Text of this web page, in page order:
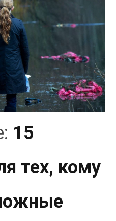
15
тех, кому